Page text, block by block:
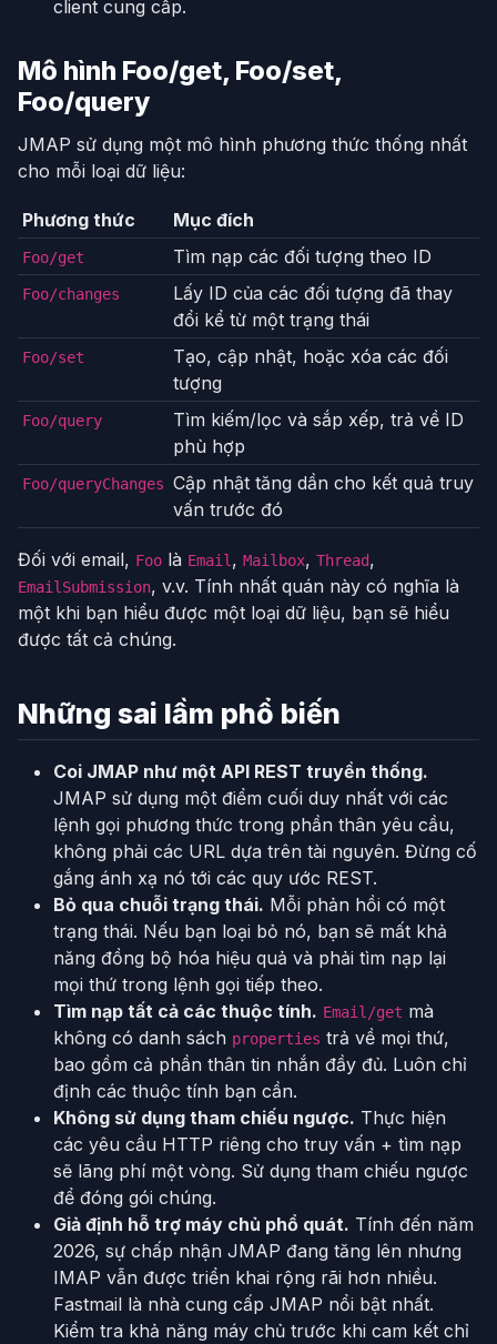
client cung cấp.
Mô hình Foo/get, Foo/set,
Foo/query
JMAP sử dụng một mô hình phương thức thống nhất
cho mỗi loại dữ liệu:
Phương thức Mục đích
Foo/get Tìm nạp các đối tượng theo ID
Foo/changes
Lấy ID của các đối tượng đã thay
đổi kể từ một trạng thái
Foo/set
Tạo, cập nhật, hoặc xóa các đối
tượng
Foo/query
Tìm kiếm/lọc và sắp xếp, trả về ID
phù hợp
Foo/queryChanges Cập nhật tăng dần cho kết quả truy
vấn trước đó
Đối với email, Foo là Email , Mailbox, Thread,
EmailSubmission, v.v. Tính nhất quán này có nghĩa là
một khi bạn hiểu được một loại dữ liệu, bạn sẽ hiểu
được tất cả chúng.
Những sai lầm phổ biến
Coi JMAP như một API REST truyền thống.
JMAP sử dụng một điểm cuối duy nhất với các
lệnh gọi phương thức trong phần thân yêu cầu,
không phải các URL dựa trên tài nguyên. Đừng cố
gắng ánh xạ nó tới các quy ước REST.
Bỏ qua chuỗi trạng thái. Mỗi phản hồi có một
trạng thái. Nếu bạn loại bỏ nó, bạn sẽ mất khả
năng đồng bộ hóa hiệu quả và phải tìm nạp lại
mọi thứ trong lệnh gọi tiếp theo.
Tìm nạp tất cả các thuộc tính. Email/get mà
không có danh sách properties trả về mọi thứ,
bao gồm cả phần thân tin nhắn đầy đủ. Luôn chỉ
định các thuộc tính bạn cần.
Không sử dụng tham chiếu ngược. Thực hiện
các yêu cầu HTTP riêng cho truy vấn + tìm nạp
sẽ lãng phí một vòng. Sử dụng tham chiếu ngược
để đóng gói chúng.
Giả định hỗ trợ máy chủ phổ quát. Tính đến năm
2026, sự chấp nhận JMAP đang tăng lên nhưng
IMAP vẫn được triển khai rộng rãi hơn nhiều.
Fastmail là nhà cung cấp JMAP nổi bật nhất.
Kiểm tra khả năng máy chủ trước khi cam kết chỉ